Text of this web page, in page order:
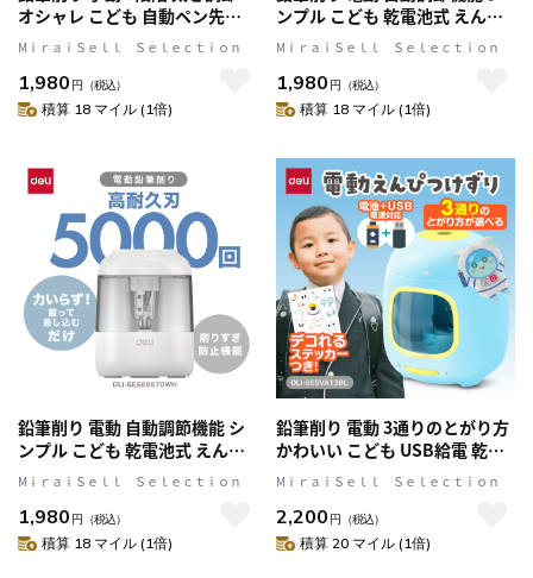
オシャレ こども 自動ペン先送
り機能 えんぴつ削り 折れ芯自
SPS71160WO
MⅰｒａｉＳｅｌｌ Ｓｅｌｅｃｔｉｏｎ
1,980 円 （税込）
積算 18 マイル (1倍)
ンプル こども 乾電池式 えんぴ
つ削り 約5,000回の使用に耐え
SES68670BK
MⅰｒａｉＳｅｌｌ Ｓｅｌｅｃｔｉｏｎ
1,980 円 （税込）
積算 18 マイル (1倍)
鉛筆削り 電動 自動調節機能 シ
ンプル こども 乾電池式 えんぴ
つ削り 約5,000回の使用に耐え
る高耐久設計 ホワイト DLI-
SES68670WH
MⅰｒａｉＳｅｌｌ Ｓｅｌｅｃｔｉｏｎ
1,980 円 （税込）
積算 18 マイル (1倍)
鉛筆削り 電動 3通りのとがり方
かわいい こども USB給電 乾電
池式 両対応 えんぴつ削り けず
りすぎ防止機能 ブルー DLI-
SESVA13BL
MⅰｒａｉＳｅｌｌ Ｓｅｌｅｃｔｉｏｎ
2,200 円 （税込）
積算 20 マイル (1倍)